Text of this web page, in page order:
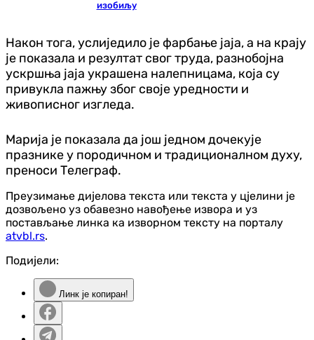
изобиљу
Након тога, услиједило је фарбање јаја, а на крају
је показала и резултат свог труда, разнобојна
ускршња јаја украшена налепницама, која су
привукла пажњу због своје уредности и
живописног изгледа.
Марија је показала да још једном дочекује
празнике у породичном и традиционалном духу,
преноси Телеграф.
Преузимање дијелова текста или текста у цјелини је
дозвољено уз обавезно навођење извора и уз
постављање линка ка изворном тексту на порталу
atvbl.rs.
Подијели:
Линк је копиран!